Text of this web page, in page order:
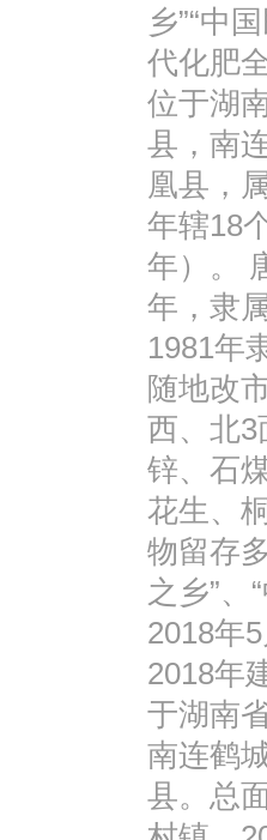
乡”“中
代化肥
位于湖
县，南
凰县，
年辖18
年）。
年，隶
1981年
随地改
西、北3
锌、石
花生、
物留存
之乡”、
2018年
2018年
于湖南
南连鹤
县。总